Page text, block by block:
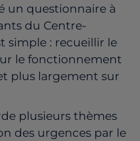
un questionnaire à
du Centre-
simple : recueillir le
le fonctionnement
plus largement sur
plusieurs thèmes
des urgences par le